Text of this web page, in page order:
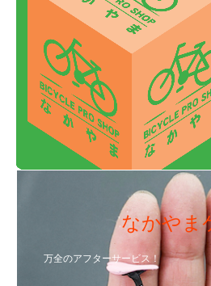
なかやま
万全のアフターサービス！